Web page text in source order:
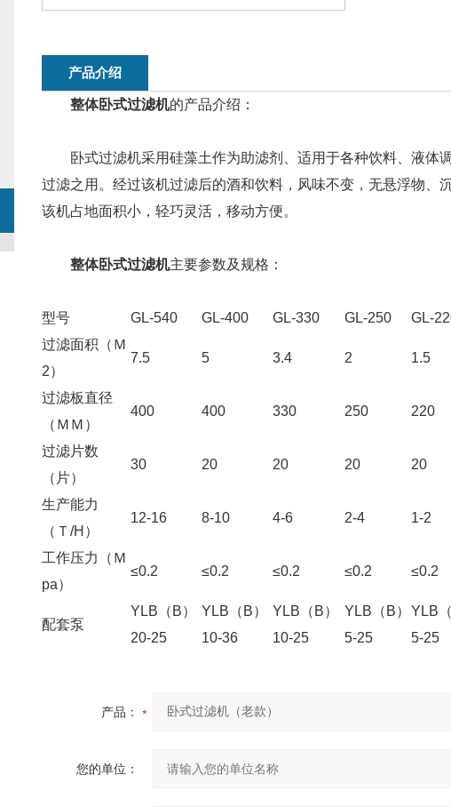
产品介绍
整体卧式过滤机的产品介绍：
卧式过滤机采用硅藻土作为助滤剂、适用于各种饮料、液体
过滤之用。经过该机过滤后的酒和饮料，风味不变，无悬浮物、
该机占地面积小，轻巧灵活，移动方便。
整体卧式过滤机主要参数及规格：
型号 GL-540 GL-400 GL-330 GL-250
GL-
过滤面积（Ｍ
2）
7.5 5 3.4 2 1.5
过滤板直径
（ＭＭ）
400 400 330 250 220
过滤片数
（片）
30 20 20 20 20
生产能力
（Ｔ/H）
12-16 8-10 4-6 2-4 1-2
工作压力（Ｍ
pa）
≤0.2 ≤0.2 ≤0.2 ≤0.2 ≤0.2
配套泵
YLB（B）
20-25
YLB（B）
10-36
YLB（B）
10-25
YLB（B）
5-25
YLB（
5-25
产品：
您的单位：